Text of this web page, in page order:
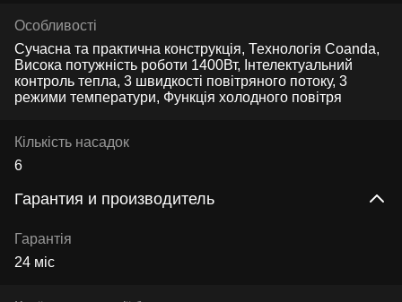
Особливості
Сучасна та практична конструкція, Технологія Coanda,
Висока потужність роботи 1400Вт, Інтелектуальний
контроль тепла, 3 швидкості повітряного потоку, 3
режими температури, Функція холодного повітря
Кількість насадок
6
Гарантия и производитель
Гарантія
24 міс